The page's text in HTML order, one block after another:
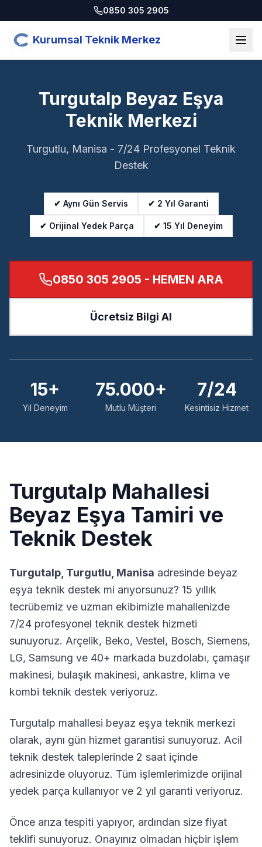
0850 305 2905
Kurumsal Teknik Merkez
Turgutalp Beyaz Eşya
Teknik Merkezi
Turgutlu, Manisa - 7/24 Profesyonel Teknik
Destek
✔ Aynı Gün Servis ✔ 2 Yıl Garanti
✔ Orijinal Yedek Parça ✔ 15 Yıl Deneyim
0850 305 2905 - HEMEN ARA
Ücretsiz Bilgi Al
15+
Yıl Deneyim
75.000+
Mutlu Müşteri
7/24
Kesintisiz Hizmet
Turgutalp Mahallesi
Beyaz Eşya Tamiri ve
Teknik Destek
Turgutalp Turgutlu Manisa adresinde beyaz
eşya teknik destek mi arıyorsunuz? 15 yıllık
tecrübemiz ve uzman ekibimizle mahallenizde
7/24 profesyonel teknik destek hizmeti
sunuyoruz. Arçelik, Beko, Vestel, Bosch, Siemens,
LG, Samsung ve 40+ markada buzdolabı, çamaşır
makinesi, bulaşık makinesi, ankastre, klima ve
kombi teknik destek veriyoruz.
Turgutalp mahallesi beyaz eşya teknik merkezi
olarak, aynı gün hizmet garantisi sunuyoruz. Acil
teknik destek taleplerinde 2 saat içinde
adresinizde oluyoruz. Tüm işlemlerimizde orijinal
yedek parça kullanıyor ve 2 yıl garanti veriyoruz.
Önce arıza tespiti yapıyor, ardından size fiyat
teklifi sunuyoruz. Onayınız olmadan hiçbir işlem